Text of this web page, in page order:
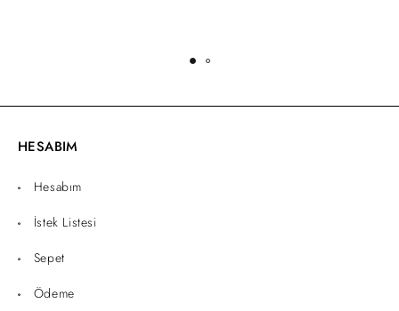
HESABIM
Hesabım
İstek Listesi
Sepet
Ödeme